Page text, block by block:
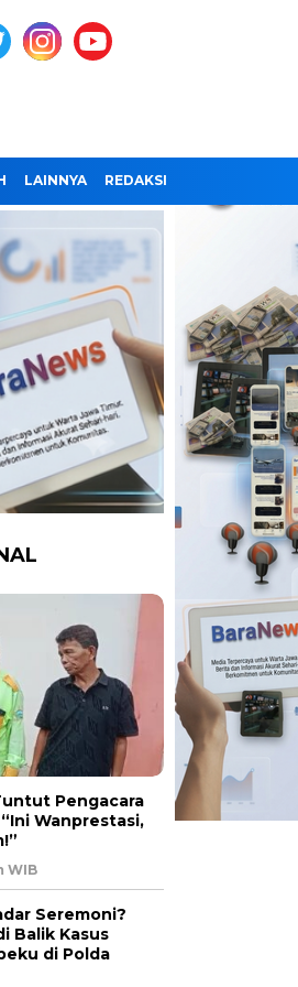
LAINNYA REDAKSI
Pengacara
Wanprestasi,
WIB
Seremoni?
Balik Kasus
di Polda